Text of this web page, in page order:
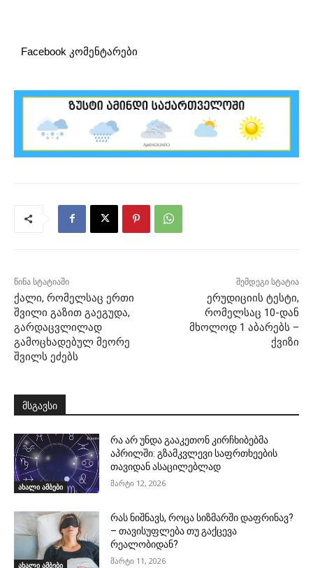
Facebook კომენტარები
წინა სტატიაში
ქალი, რომელსაც ერთი
შვილი გაზით გაეგუდა,
გარდაცვლილად
გამოცხადებულ მეორე
შვილს ეძებს
შემდეგი სტატია
ერუდიციის ტესტი,
რომელსაც 10-დან
მხოლოდ 1 აბარებს –
ქვიზი
მსგავსი
ახალი ამბები
რა არ უნდა გააკეთონ კირჩხიბებმა
აპრილში: გზამკვლევი საფრთხეების
თავიდან ასაცილებლად
მარტი 12, 2026
ახალი ამბები
რას ნიშნავს, როცა სიზმარში დაფრინავ?
– თავისუფლება თუ გაქცევა
რეალობიდან?
მარტი 11, 2026